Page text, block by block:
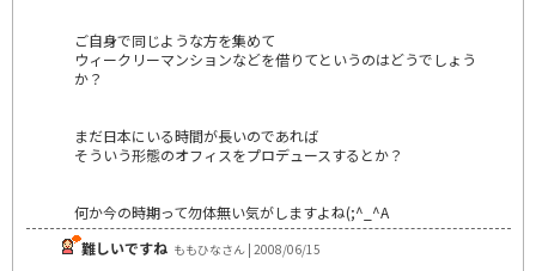
ご自身で同じような方を集めて
ウィークリーマンションなどを借りてというのはどうでしょう
か？
まだ日本にいる時間が長いのであれば
そういう形態のオフィスをプロデュースするとか？
何か今の時期って勿体無い気がしますよね(;^_^A
難しいですね ももひなさん | 2008/06/15